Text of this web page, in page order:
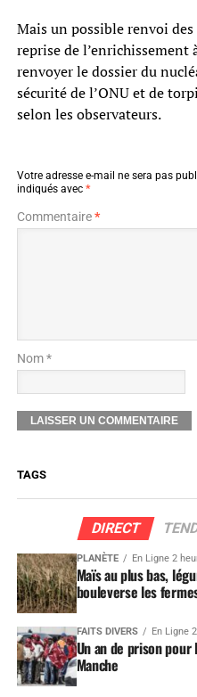
Mais un possible renvoi
reprise de l’enrichissement
renvoyer le dossier du
sécurité de l’ONU et de
selon les observateurs.
Votre adresse e-mail ne sera pas
indiqués avec *
Commentaire*
Nom *
TAGS
DIRECT
PLANÈTE En Ligne 2
Maïs au plus bas,
bouleverse les
FAITS DIVERS En Ligne
Un an de prison
Manche